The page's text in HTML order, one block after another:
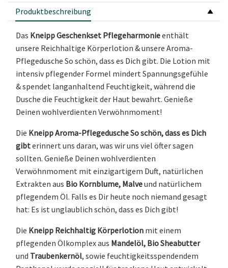
Produktbeschreibung
Das Kneipp Geschenkset Pflegeharmonieenthält
unsere Reichhaltige Körperlotion & unsere Aroma-
Pflegedusche So schön, dass es Dich gibt. Die Lotion mit
intensiv pflegender Formel mindert Spannungsgefühle
& spendet langanhaltend Feuchtigkeit, während die
Dusche die Feuchtigkeit der Haut bewahrt. Genieße
Deinen wohlverdienten Verwöhnmoment!
Die Kneipp Aroma-Pflegedusche So schön, dass es Dich
gibterinnert uns daran, was wir uns viel öfter sagen
sollten. Genieße Deinen wohlverdienten
Verwöhnmoment mit einzigartigem Duft, natürlichen
Extrakten aus Bio Kornblume, Malveund natürlichem
pflegendem Öl. Falls es Dir heute noch niemand gesagt
hat: Es ist unglaublich schön, dass es Dich gibt!
Die Kneipp Reichhaltig Körperlotion mit einem
pflegenden Ölkomplex aus Mandelöl, Bio Sheabutter
und Traubenkernöl, sowie feuchtigkeitsspendendem